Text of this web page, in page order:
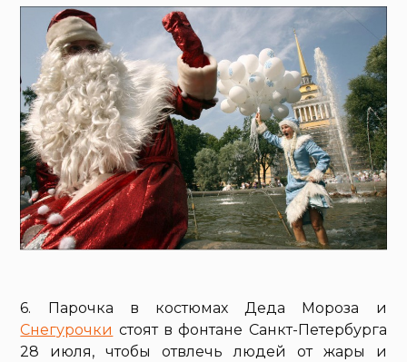
6. Парочка в костюмах Деда Мороза и
Снегурочки стоят в фонтане Санкт-Петербурга
28 июля, чтобы отвлечь людей от жары и